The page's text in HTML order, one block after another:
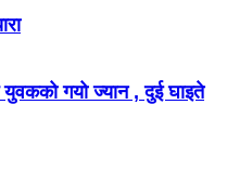
युवकको गयो ज्यान , दुई घाइते